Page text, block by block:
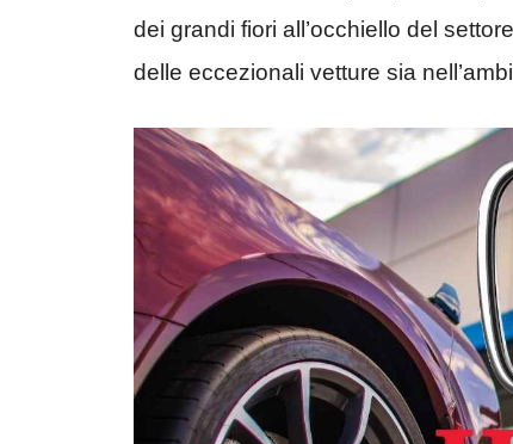
dei grandi fiori all’occhiello del
delle eccezionali vetture sia